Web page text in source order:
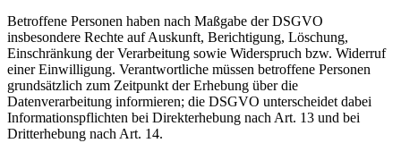
Betroffene Personen haben nach Maßgabe der DSGVO
insbesondere Rechte auf Auskunft, Berichtigung, Löschung,
Einschränkung der Verarbeitung sowie Widerspruch bzw. Widerruf
einer Einwilligung. Verantwortliche müssen betroffene Personen
grundsätzlich zum Zeitpunkt der Erhebung über die
Datenverarbeitung informieren; die DSGVO unterscheidet dabei
Informationspflichten bei Direkterhebung nach Art. 13 und bei
Dritterhebung nach Art. 14.